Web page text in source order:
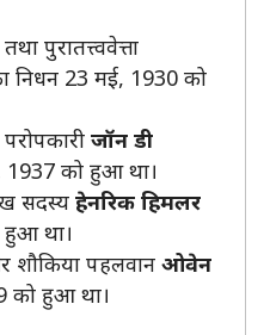
पुरातत्त्ववेत्ता
निधन 23 मई, 1930 को
जॉन डी
1937 को हुआ था।
सदस्य हेनरिक हिमलर
हुआ था।
शौकिया पहलवान ओवेन
को हुआ था।